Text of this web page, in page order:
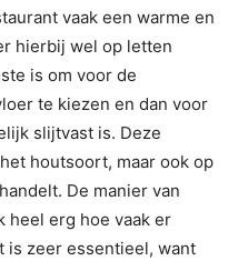
vaak een warme en
hierbij wel op letten
is om voor de
te kiezen en dan voor
slijtvast is. Deze
houtsoort, maar ook op
De manier van
heel erg hoe vaak er
is zeer essentieel, want